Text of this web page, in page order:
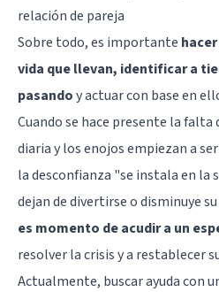
relación de pareja
Sobre todo, es importante
vida que llevan, identificar a
pasandoy actuar con base en
Cuando se hace presente la falta
diaria y los enojos empiezan a
la desconfianza "se instala en la
dejan de divertirse o disminuye
es momento de acudir a un
resolver la crisis y a restablecer
Actualmente, buscar ayuda con